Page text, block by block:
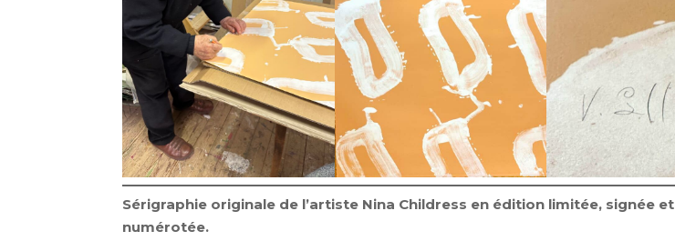
Sérigraphie originale de l’artiste Nina Childress en édition limitée, signée et
numérotée.